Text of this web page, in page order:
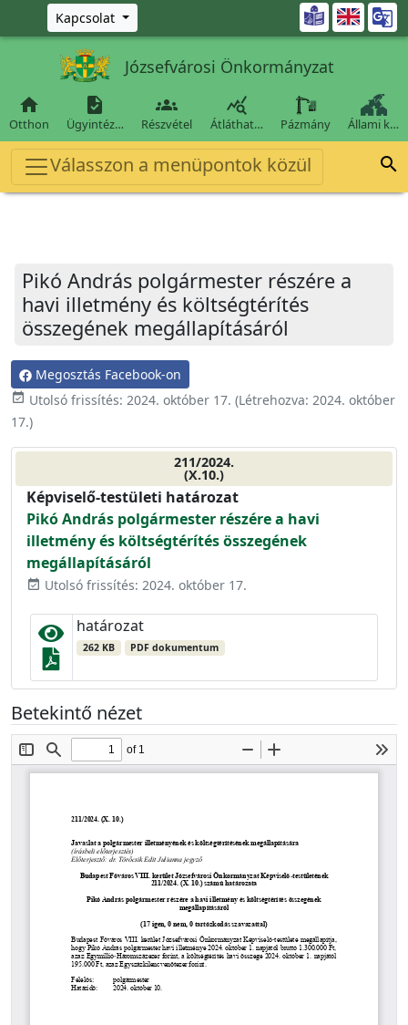
Ugrás a fő tartalomra
Kapcsolat 
Józsefvárosi Önkormányzat

Otthon

Ügyintéz…

Részvétel

Átláthat… Pázmány Állami k…
Válasszon a menüpontok közül 
Pikó András polgármester részére a
havi illetmény és költségtérítés
összegének megállapításáról
Megosztás Facebook-on
event_available Utolsó frissítés: 2024. október 17. (Létrehozva: 2024. október
17.)
211/2024.
(X.10.)
Képviselő-testületi határozat
Pikó András polgármester részére a havi
illetmény és költségtérítés összegének
megállapításáról
event_available Utolsó frissítés: 2024. október 17.
határozat
262 KB PDF dokumentum
Betekintő nézet